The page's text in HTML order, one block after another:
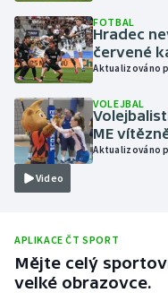
Moderní pětiboj
Motorsport
Olympijské hry
Parasport
Plážový volejbal
Ragby
FOTBAL
Hradec
červené
Aktualizováno
Video
VOLEJBAL
ME
Aktualizováno
APLIKACE ČT SPORT
Mějte celý
velké obrazovce.